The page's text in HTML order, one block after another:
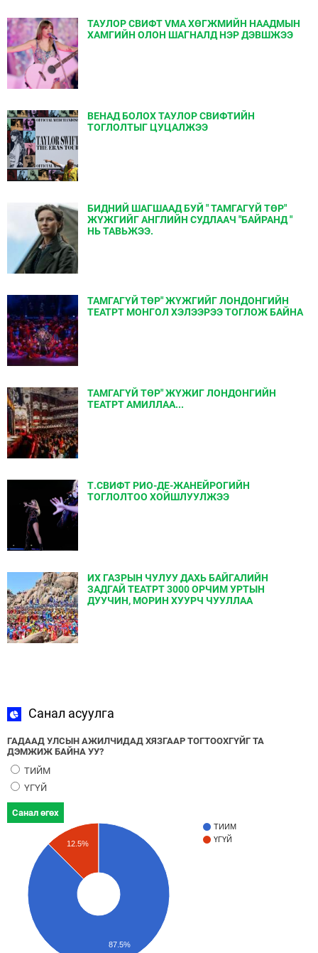
ТАУЛОР СВИФТ VMA ХӨГЖМИЙН НААДМЫН
ХАМГИЙН ОЛОН ШАГНАЛД НЭР ДЭВШЖЭЭ
ВЕНАД БОЛОХ ТАУЛОР СВИФТИЙН
ТОГЛОЛТЫГ ЦУЦАЛЖЭЭ
БИДНИЙ ШАГШААД БУЙ " ТАМГАГҮЙ ТӨР"
ЖҮЖГИЙГ АНГЛИЙН СУДЛААЧ "БАЙРАНД "
НЬ ТАВЬЖЭЭ.
ТАМГАГҮЙ ТӨР" ЖҮЖГИЙГ ЛОНДОНГИЙН
ТЕАТРТ МОНГОЛ ХЭЛЭЭРЭЭ ТОГЛОЖ БАЙНА
ТАМГАГҮЙ ТӨР" ЖҮЖИГ ЛОНДОНГИЙН
ТЕАТРТ АМИЛЛАА...
Т.СВИФТ РИО-ДЕ-ЖАНЕЙРОГИЙН
ТОГЛОЛТОО ХОЙШЛУУЛЖЭЭ
ИХ ГАЗРЫН ЧУЛУУ ДАХЬ БАЙГАЛИЙН
ЗАДГАЙ ТЕАТРТ 3000 ОРЧИМ УРТЫН
ДУУЧИН, МОРИН ХУУРЧ ЧУУЛЛАА
Санал асуулга
ГАДААД УЛСЫН АЖИЛЧИДАД ХЯЗГААР ТОГТООХГҮЙГ ТА
ДЭМЖИЖ БАЙНА УУ?
ТИЙМ
ҮГҮЙ
Санал өгөх
ТИЙМ
ҮГҮЙ
12.5%
87.5%